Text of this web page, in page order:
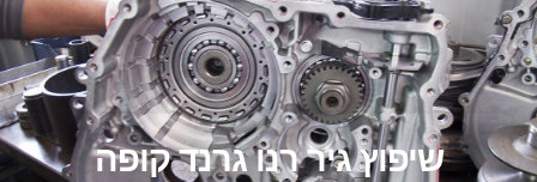
שיפוץ גיר רנו גרנד קופה